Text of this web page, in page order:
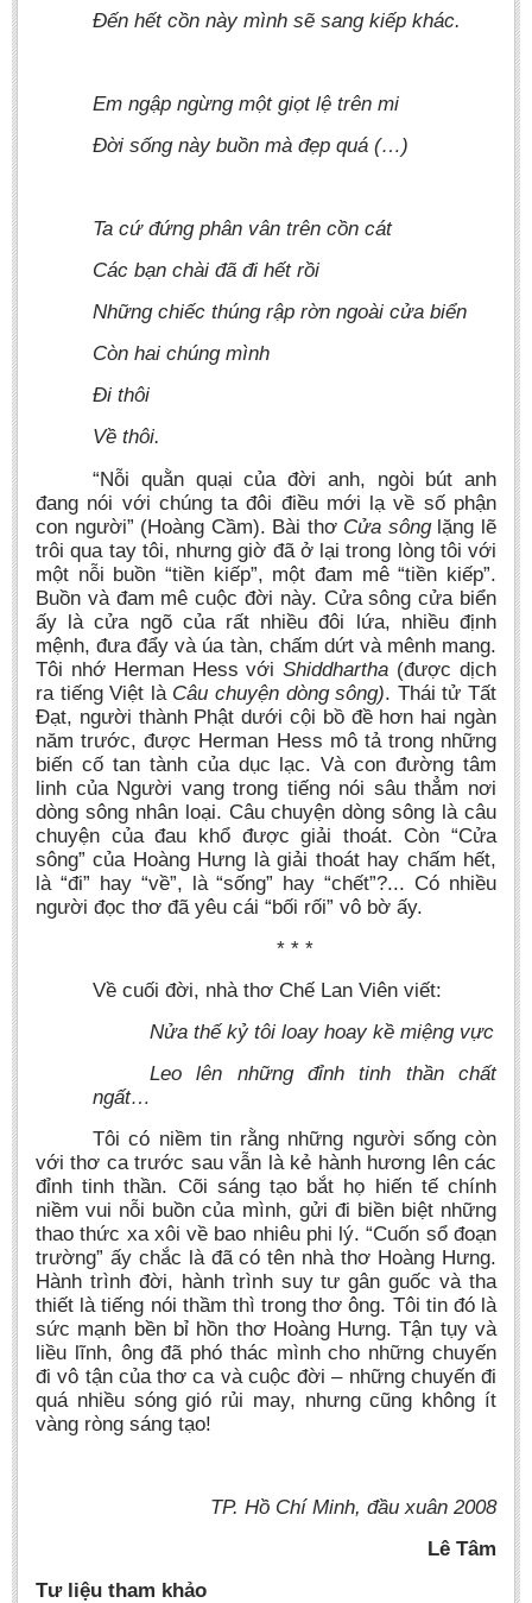
Đến hết cồn này mình sẽ sang kiếp khác.
Em ngập ngừng một giọt lệ trên mi
Đời sống này buồn mà đẹp quá (…)
Ta cứ đứng phân vân trên cồn cát
Các bạn chài đã đi hết rồi
Những chiếc thúng rập rờn ngoài cửa biển
Còn hai chúng mình
Đi thôi
Về thôi.
“Nỗi quằn quại của đời anh, ngòi bút anh
đang nói với chúng ta đôi điều mới lạ về số phận
con người” (Hoàng Cầm). Bài thơ Cửa sônglặng lẽ
trôi qua tay tôi, nhưng giờ đã ở lại trong lòng tôi với
một nỗi buồn “tiền kiếp”, một đam mê “tiền kiếp”.
Buồn và đam mê cuộc đời này. Cửa sông cửa biển
ấy là cửa ngõ của rất nhiều đôi lứa, nhiều định
mệnh, đưa đẩy và úa tàn, chấm dứt và mênh mang.
Tôi nhớ Herman Hess vớiShiddhartha (được dịch
ra tiếng Việt là Câu chuyện dòng sông). Thái tử Tất
Đạt, người thành Phật dưới cội bồ đề hơn hai ngàn
năm trước, được Herman Hess mô tả trong những
biến cố tan tành của dục lạc. Và con đường tâm
linh của Người vang trong tiếng nói sâu thẳm nơi
dòng sông nhân loại. Câu chuyện dòng sông là câu
chuyện của đau khổ được giải thoát. Còn “Cửa
sông” của Hoàng Hưng là giải thoát hay chấm hết,
là “đi” hay “về”, là “sống” hay “chết”?... Có nhiều
người đọc thơ đã yêu cái “bối rối” vô bờ ấy.
* * *
Về cuối đời, nhà thơ Chế Lan Viên viết:
Nửa thế kỷ tôi loay hoay kề miệng vực
Leo lên những đỉnh tinh thần chất
ngất…
Tôi có niềm tin rằng những người sống còn
với thơ ca trước sau vẫn là kẻ hành hương lên các
đỉnh tinh thần. Cõi sáng tạo bắt họ hiến tế chính
niềm vui nỗi buồn của mình, gửi đi biền biệt những
thao thức xa xôi về bao nhiêu phi lý. “Cuốn sổ đoạn
trường” ấy chắc là đã có tên nhà thơ Hoàng Hưng.
Hành trình đời, hành trình suy tư gân guốc và tha
thiết là tiếng nói thầm thì trong thơ ông. Tôi tin đó là
sức mạnh bền bỉ hồn thơ Hoàng Hưng. Tận tụy và
liều lĩnh, ông đã phó thác mình cho những chuyến
đi vô tận của thơ ca và cuộc đời – những chuyến đi
quá nhiều sóng gió rủi may, nhưng cũng không ít
vàng ròng sáng tạo!
TP. Hồ Chí Minh, đầu xuân 2008
Lê Tâm
Tư liệu tham khảo